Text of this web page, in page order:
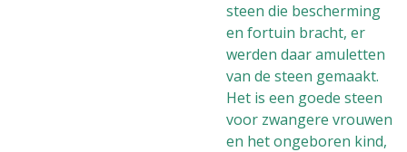
steen die bescherming
en fortuin bracht, er
werden daar amuletten
van de steen gemaakt.
Het is een goede steen
voor zwangere vrouwen
en het ongeboren kind,